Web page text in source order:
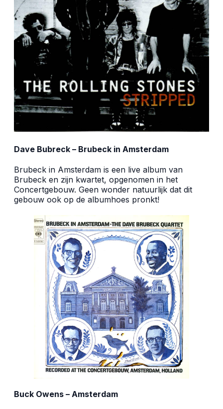
Dave Bubreck – Brubeck in Amsterdam
Brubeck in Amsterdam is een live album van
Brubeck en zijn kwartet, opgenomen in het
Concertgebouw. Geen wonder natuurlijk dat dit
gebouw ook op de albumhoes pronkt!
Buck Owens – Amsterdam